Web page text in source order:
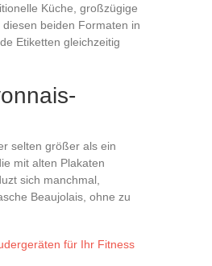
Küche, großzügige
beiden Formaten in
Etiketten gleichzeitig
selten größer als ein
mit alten Plakaten
sich manchmal,
Beaujolais, ohne zu
für Ihr Fitness